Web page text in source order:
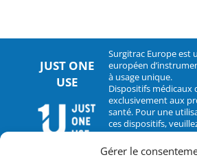
Gérer le
JUST ONE
USE
Surgitrac Europe est
européen
à usage unique.
Dispositifs médicaux
exclusivement aux
santé. Pour une
ces dispositifs,
leur notice